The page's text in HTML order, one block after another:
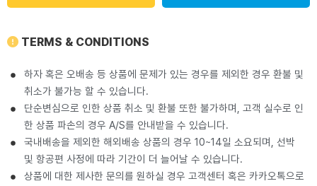
TERMS & CONDITIONS
하자 혹은 오배송 등 상품에 문제가 있는 경우를 제외한 경우 환불 및
취소가 불가능 할 수 있습니다.
단순변심으로 인한 상품 취소 및 환불 또한 불가하며, 고객 실수로 인
한 상품 파손의 경우 A/S를 안내받을 수 있습니다.
국내배송을 제외한 해외배송 상품의 경우 10~14일 소요되며, 선박
및 항공편 사정에 따라 기간이 더 늘어날 수 있습니다.
상품에 대한 제사한 문의를 원하실 경우 고객센터 혹은 카카오톡으로